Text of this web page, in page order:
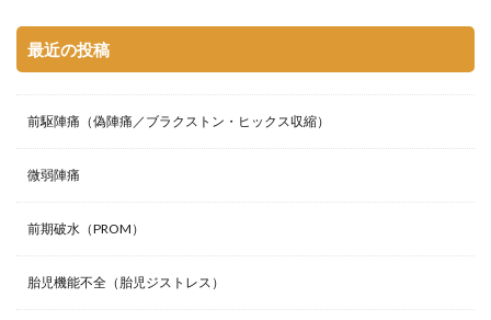
最近の投稿
前駆陣痛（偽陣痛／ブラクストン・ヒックス収縮）
微弱陣痛
前期破水（PROM）
胎児機能不全（胎児ジストレス）